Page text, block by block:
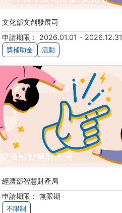
文化部文創發展司
申請期限： 2026.01.01 - 2026.12.31
獎補助金 活動
經濟部智慧財產局
經濟部智慧財產局
申請期限： 無限期
不限制